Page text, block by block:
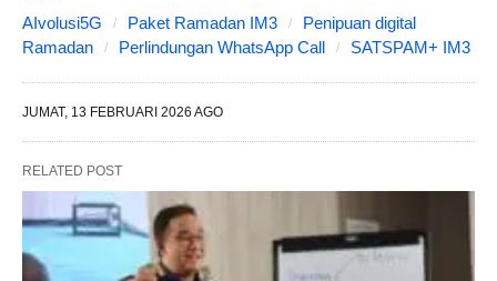
AIvolusi5G Paket Ramadan IM3
Penipuan digital
Ramadan
Perlindungan WhatsApp Call SATSPAM+ IM3
JUMAT, 13 FEBRUARI 2026 AGO
RELATED POST